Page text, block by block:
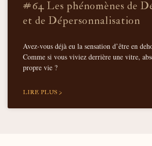
#64 Les phénomènes de
et de Dépersonnalisation
Avez-vous déjà eu la sensation d’être en
Comme si vous viviez derrière une vitre,
propre vie ?
LIRE PLUS >